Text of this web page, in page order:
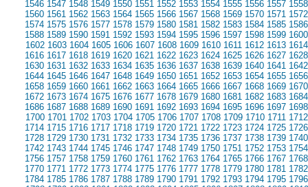
1546 1547 1548 1549 1550 1551 1552 1553 1554 1555 1556 1557 1558
1560 1561 1562 1563 1564 1565 1566 1567 1568 1569 1570 1571 1572
1574 1575 1576 1577 1578 1579 1580 1581 1582 1583 1584 1585 1586
1588 1589 1590 1591 1592 1593 1594 1595 1596 1597 1598 1599 1600
1602 1603 1604 1605 1606 1607 1608 1609 1610 1611 1612 1613 1614
1616 1617 1618 1619 1620 1621 1622 1623 1624 1625 1626 1627 1628
1630 1631 1632 1633 1634 1635 1636 1637 1638 1639 1640 1641 1642
1644 1645 1646 1647 1648 1649 1650 1651 1652 1653 1654 1655 1656
1658 1659 1660 1661 1662 1663 1664 1665 1666 1667 1668 1669 1670
1672 1673 1674 1675 1676 1677 1678 1679 1680 1681 1682 1683 1684
1686 1687 1688 1689 1690 1691 1692 1693 1694 1695 1696 1697 1698
1700 1701 1702 1703 1704 1705 1706 1707 1708 1709 1710 1711 1712
1714 1715 1716 1717 1718 1719 1720 1721 1722 1723 1724 1725 1726
1728 1729 1730 1731 1732 1733 1734 1735 1736 1737 1738 1739 1740
1742 1743 1744 1745 1746 1747 1748 1749 1750 1751 1752 1753 1754
1756 1757 1758 1759 1760 1761 1762 1763 1764 1765 1766 1767 1768
1770 1771 1772 1773 1774 1775 1776 1777 1778 1779 1780 1781 1782
1784 1785 1786 1787 1788 1789 1790 1791 1792 1793 1794 1795 1796